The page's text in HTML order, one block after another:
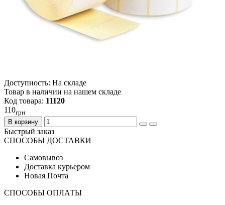
Доступность: На складе
Товар в наличии на нашем складе
Код товара: 11120
110грн
В корзину
Быстрый заказ
СПОСОБЫ ДОСТАВКИ
Самовывоз
Доставка курьером
Новая Почта
СПОСОБЫ ОПЛАТЫ